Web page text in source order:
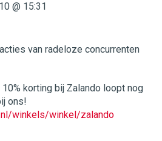
@ 15:31
van radeloze concurrenten
korting bij Zalando loopt nog
ons!
winkels/winkel/zalando